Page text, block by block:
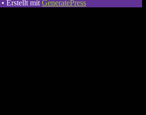
• Erstellt mit GeneratePress